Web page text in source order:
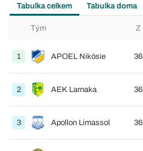
Tabulka celkem Tabulka doma
Tým Z
1 APOEL Nikósie 36
2 AEK Larnaka 36
3 Apollon Limassol 36